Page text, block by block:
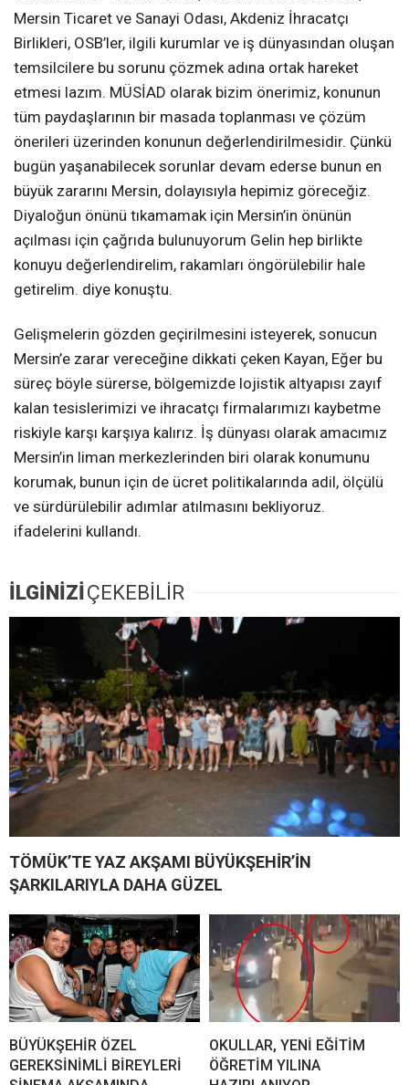
Mersin Ticaret ve Sanayi Odası, Akdeniz İhracatçı
Birlikleri, OSB’ler, ilgili kurumlar ve iş dünyasından oluşan
temsilcilere bu sorunu çözmek adına ortak hareket
etmesi lazım. MÜSİAD olarak bizim önerimiz, konunun
tüm paydaşlarının bir masada toplanması ve çözüm
önerileri üzerinden konunun değerlendirilmesidir. Çünkü
bugün yaşanabilecek sorunlar devam ederse bunun en
büyük zararını Mersin, dolayısıyla hepimiz göreceğiz.
Diyaloğun önünü tıkamamak için Mersin’in önünün
açılması için çağrıda bulunuyorum Gelin hep birlikte
konuyu değerlendirelim, rakamları öngörülebilir hale
getirelim. diye konuştu.
Gelişmelerin gözden geçirilmesini isteyerek, sonucun
Mersin’e zarar vereceğine dikkati çeken Kayan, Eğer bu
süreç böyle sürerse, bölgemizde lojistik altyapısı zayıf
kalan tesislerimizi ve ihracatçı firmalarımızı kaybetme
riskiyle karşı karşıya kalırız. İş dünyası olarak amacımız
Mersin’in liman merkezlerinden biri olarak konumunu
korumak, bunun için de ücret politikalarında adil, ölçülü
ve sürdürülebilir adımlar atılmasını bekliyoruz.
ifadelerini kullandı.
İLGİNİZİ ÇEKEBİLİR
TÖMÜK’TE YAZ AKŞAMI BÜYÜKŞEHİR’İN
ŞARKILARIYLA DAHA GÜZEL
BÜYÜKŞEHİR ÖZEL
GEREKSİNİMLİ BİREYLERİ
OKULLAR, YENİ EĞİTİM
ÖĞRETİM YILINA